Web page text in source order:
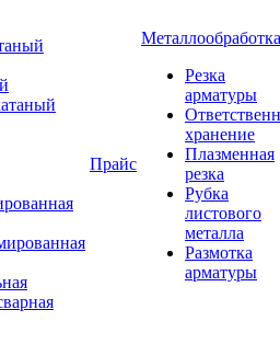
Прайс
Металлообработка
Резка
арматуры
хранение
Плазменная
резка
Рубка
листового
металла
Размотка
арматуры